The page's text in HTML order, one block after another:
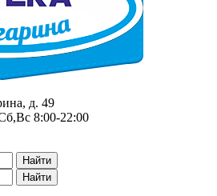
д. 49
8:00-22:00
Найти
Найти